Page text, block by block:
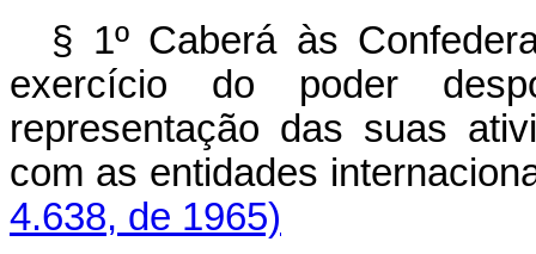
§ 1º Caberá às
exercício do poder
representação das suas
com as entidades
4.638, de 1965)